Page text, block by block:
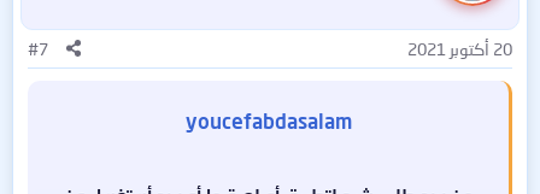
ا
ت
:
20 أكتوبر 2021 #7
youcefabdasalam